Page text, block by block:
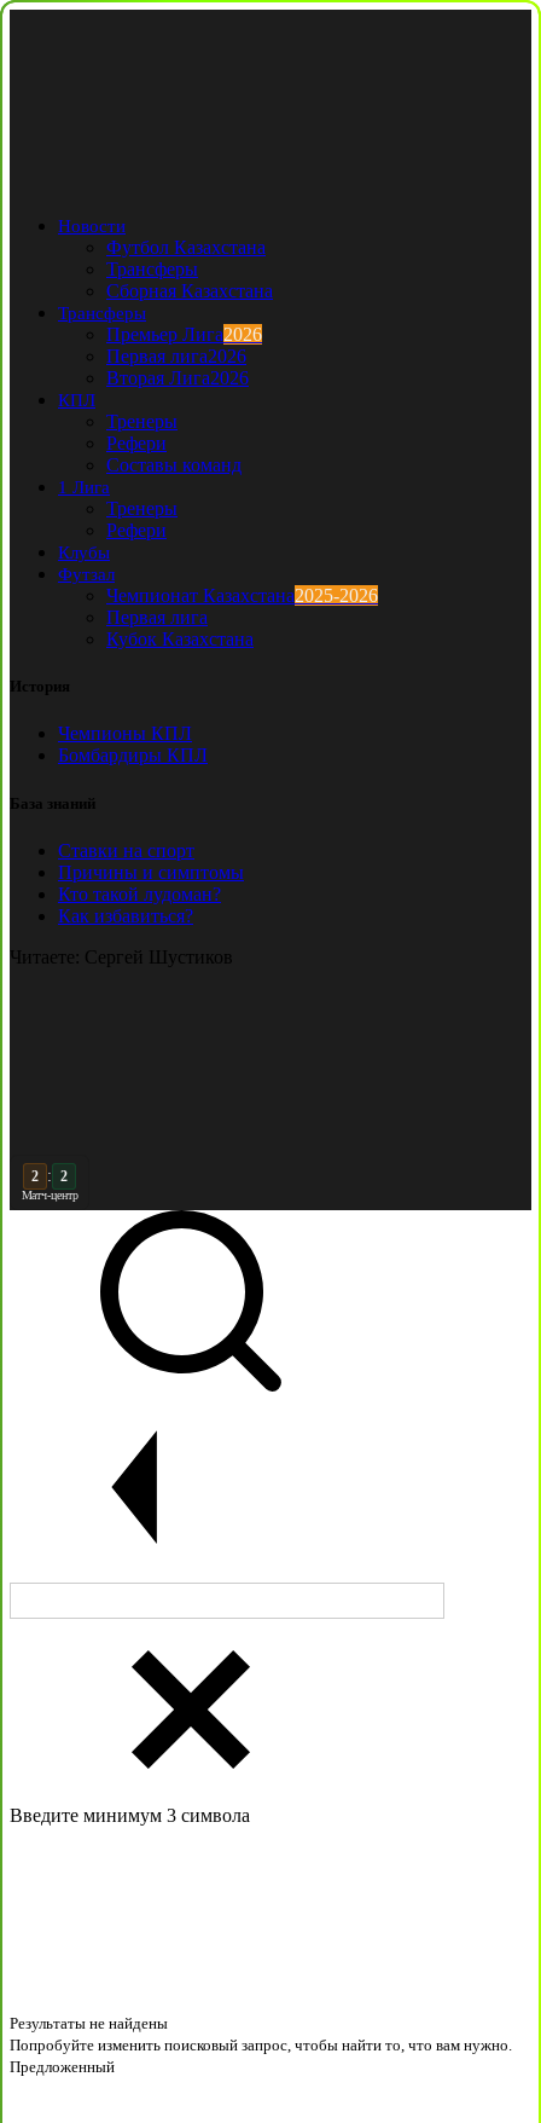
Новости
Футбол Казахстана
Трансферы
Сборная Казахстана
Трансферы
Премьер Лига2026
Первая лига2026
Вторая Лига2026
КПЛ
Тренеры
Рефери
Составы команд
1 Лига
Тренеры
Рефери
Клубы
Футзал
Чемпионат Казахстана2025-2026
Первая лига
Кубок Казахстана
История
Чемпионы КПЛ
Бомбардиры КПЛ
База знаний
Ставки на спорт
Причины и симптомы
Кто такой лудоман?
Как избавиться?
Читаете: Сергей Шустиков
: 2
Матч-центр
Введите минимум 3 символа
Результаты не найдены
Попробуйте изменить поисковый запрос, чтобы найти то, что вам нужно.
Предложенный